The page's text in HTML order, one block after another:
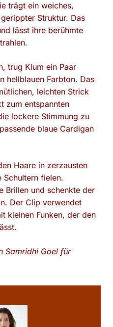
trägt ein weiches,
Struktur. Das
lässt ihre berühmte
trug Klum ein Paar
hellblauen Farbton. Das
leichten Strick
zum entspannten
lockere Stimmung zu
blaue Cardigan
Haare in zerzausten
Schultern fielen.
Brillen und schenkte der
Der Clip verwendet
kleinen Funken, der den
Samridhi Goel für